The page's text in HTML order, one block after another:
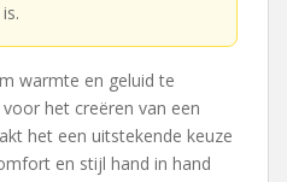
warmte en geluid te
het creëren van een
het een uitstekende keuze
en stijl hand in hand